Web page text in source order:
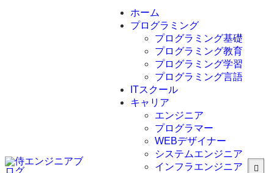
ホーム
プログラミング
プログラミング基礎
プログラミング教育
プログラミング学習
プログラミング言語
C言語
C#
VBA
Go言語
Kotlin
Java
ITスクール
キャリア
エンジニア
プログラマー
WEBデザイナー
システムエンジニア
インフラエンジニア